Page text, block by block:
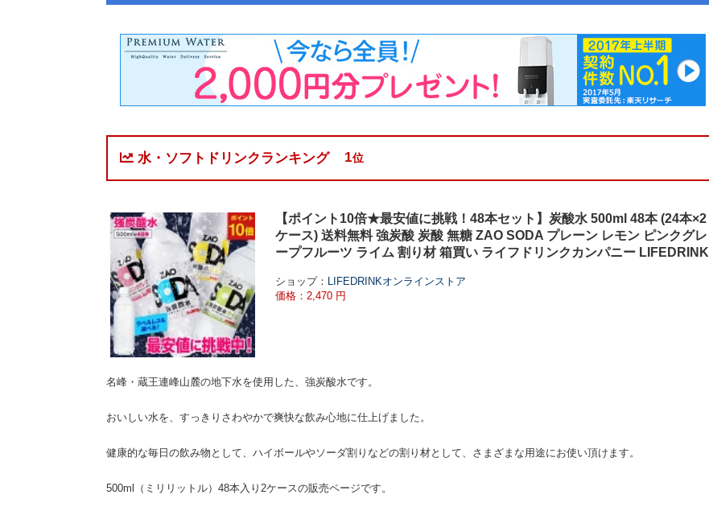
水・ソフトドリンクランキング 1位
【ポイント10倍★最安値に挑戦！48本セット】炭酸水 500ml 48本 (24本×2
ケース) 送料無料 強炭酸 炭酸 無糖 ZAO SODA プレーン レモン ピンクグレ
ープフルーツ ライム 割り材 箱買い ライフドリンクカンパニー LIFEDRINK
ショップ： LIFEDRINKオンラインストア
価格：2,470 円
名峰・蔵王連峰山麓の地下水を使用した、強炭酸水です。
おいしい水を、すっきりさわやかで爽快な飲み心地に仕上げました。
健康的な毎日の飲み物として、ハイボールやソーダ割りなどの割り材として、さまざまな用途にお使い頂けます。
500ml（ミリリットル）48本入り2ケースの販売ページです。